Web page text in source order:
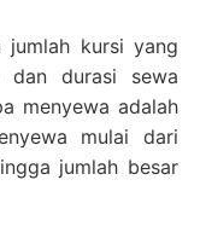
jumlah kursi yang
dan durasi sewa
menyewa adalah
mulai dari
jumlah besar